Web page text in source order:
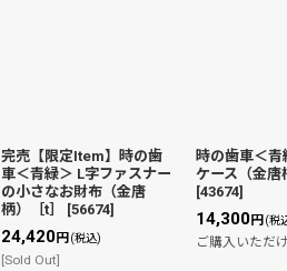
完売【限定Item】時の歯
車＜青緑＞ L字ファスナー
の小さなお財布（金唐
柄）［t］
[56674]
24,420円 (税込)
[Sold Out]
時の歯車＜青
ケース（金唐
[43674]
14,300円 (税
ご購入いただ